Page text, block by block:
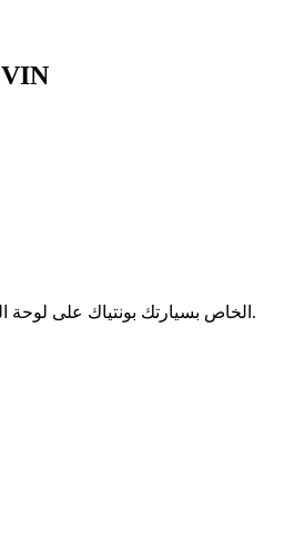
احصل على معلومات شاملة عن سيارة بونتياك مع فك تشفير رقم VIN
حدد موقع رقم تعريف السيارة (VIN) الخاص بسيارتك بونتياك على لوحة القيادة، أو إطار باب السائق، أو داخل مستندات تسجيل السيارة.